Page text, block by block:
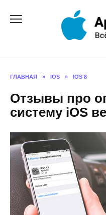
ГЛАВНАЯ » IOS » IOS 8
Отзывы про
систему iOS